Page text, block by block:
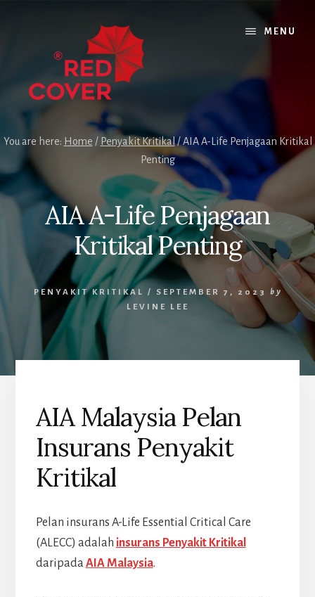
MENU
You are here: Home / Penyakit Kritikal/AIA A-Life Penjagaan Kritikal
Penting
AIA A-Life Penjagaan
Kritikal Penting
PENYAKIT KRITIKAL / SEPTEMBER 7, 2023
by
LEVINE LEE
AIA Malaysia Pelan
Insurans Penyakit
Kritikal
Pelan insurans A-Life Essential Critical Care
(ALECC) adalah insurans Penyakit Kritikal
daripadaAIA Malaysia.